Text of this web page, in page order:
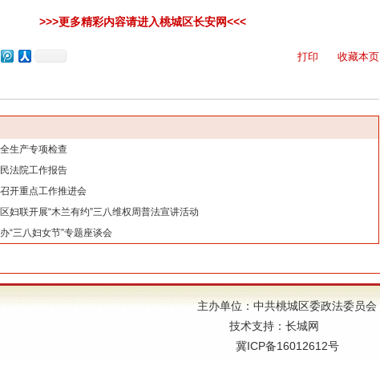
>>>更多精彩内容请进入桃城区长安网<<<
打印 收藏本页
生产专项检查
法院工作报告
开重点工作推进会
妇联开展“木兰有约”三八维权周普法宣讲活动
“三八妇女节”专题座谈会
主办单位：中共桃城区委政法委员会
技术支持： 长城网
冀ICP备16012612号